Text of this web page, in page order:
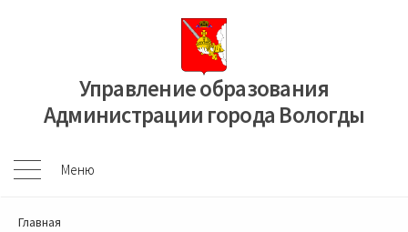
Управление образования
Администрации города Вологды
Меню
Меню
Главная